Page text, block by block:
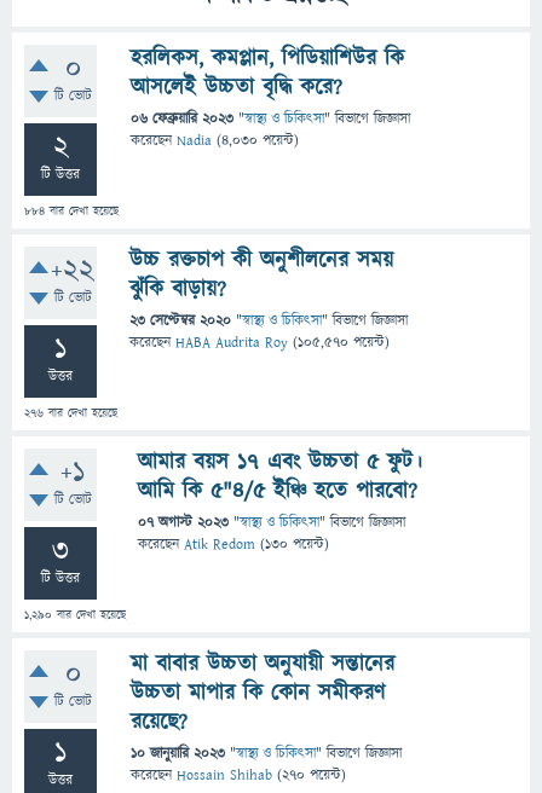
0
টি ভোট
2
টি উত্তর
884 বার দেখা হয়েছে
হরলিকস, কমপ্লান, পিডিয়াশিউর কি
আসলেই উচ্চতা বৃদ্ধি করে?
06 ফেব্রুয়ারি 2023 "স্বাস্থ্য ও চিকিৎসা" বিভাগে জিজ্ঞাসা
করেছেনNadia (4,030 পয়েন্ট)
+22
টি ভোট
1
উত্তর
276 বার দেখা হয়েছে
উচ্চ রক্তচাপ কী অনুশীলনের সময়
ঝুঁকি বাড়ায়?
23 সেপ্টেম্বর 2020 "স্বাস্থ্য ও চিকিৎসা" বিভাগে জিজ্ঞাসা
করেছেনHABA Audrita Roy (105,570 পয়েন্ট)
+1
টি ভোট
3
টি উত্তর
1,290 বার দেখা হয়েছে
আমার বয়স ১৭ এবং উচ্চতা 5 ফুট।
আমি কি ৫"৪/৫ ইঞ্চি হতে পারবো?
07 অগাস্ট 2023 "স্বাস্থ্য ও চিকিৎসা" বিভাগে জিজ্ঞাসা
করেছেনAtik Redom (130 পয়েন্ট)
0
টি ভোট
1
উত্তর
মা বাবার উচ্চতা অনুযায়ী সন্তানের
উচ্চতা মাপার কি কোন সমীকরণ
রয়েছে?
10 জানুয়ারি 2023 "স্বাস্থ্য ও চিকিৎসা" বিভাগে জিজ্ঞাসা
করেছেনHossain Shihab (270 পয়েন্ট)